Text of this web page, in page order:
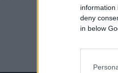
information
deny
in below